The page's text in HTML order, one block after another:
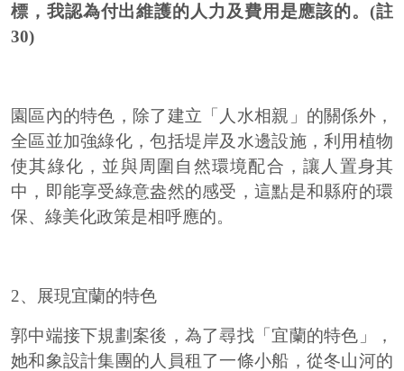
標，我認為付出維護的人力及費用是應該的。(註
30)
園區內的特色，除了建立「人水相親」的關係外，
全區並加強綠化，包括堤岸及水邊設施，利用植物
使其綠化，並與周圍自然環境配合，讓人置身其
中，即能享受綠意盎然的感受，這點是和縣府的環
保、綠美化政策是相呼應的。
2、展現宜蘭的特色
郭中端接下規劃案後，為了尋找「宜蘭的特色」，
她和象設計集團的人員租了一條小船，從冬山河的